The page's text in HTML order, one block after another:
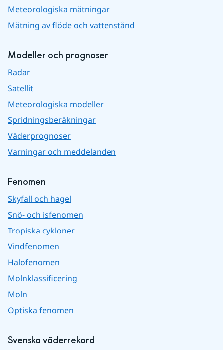
Meteorologiska mätningar
Mätning av flöde och vattenstånd
Modeller och prognoser
Radar
Satellit
Meteorologiska modeller
Spridningsberäkningar
Väderprognoser
Varningar och meddelanden
Fenomen
Skyfall och hagel
Snö- och isfenomen
Tropiska cykloner
Vindfenomen
Halofenomen
Molnklassificering
Moln
Optiska fenomen
Svenska väderrekord